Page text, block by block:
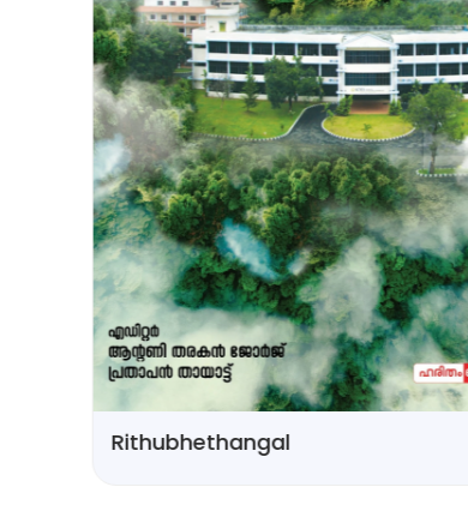
Rithubhethangal